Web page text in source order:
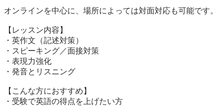
オンラインを中心に、場所によっては対面対応も可能です。
【レッスン内容】
・英作文（記述対策）
・スピーキング／面接対策
・表現力強化
・発音とリスニング
【こんな方におすすめ】
・受験で英語の得点を上げたい方